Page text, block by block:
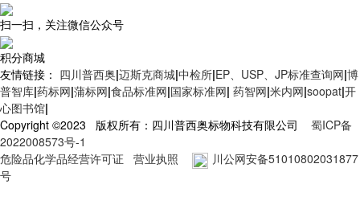
扫一扫，关注微信公众号
积分商城
友情链接： 四川普西奥|迈斯克商城|中检所|EP、USP、JP标准查询网|博
普智库|药标网|蒲标网|食品标准网|国家标准网| 药智网|米内网|soopat|开
心图书馆|
Copyright ©2023 版权所有：四川普西奥标物科技有限公司 蜀ICP备
2022008573号-1
危险品化学品经营许可证
营业执照
川公网安备51010802031877
号